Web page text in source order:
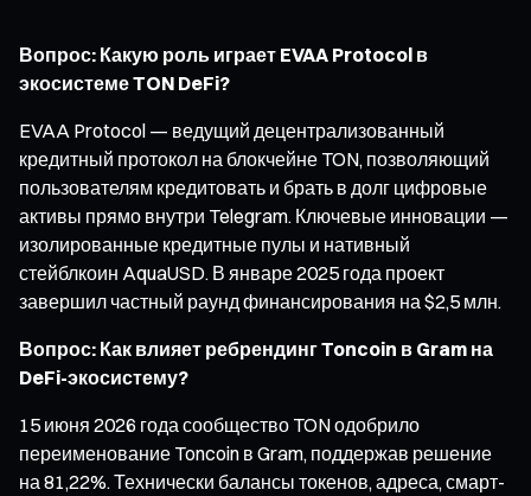
Вопрос: Какую роль играет EVAA Protocol в
экосистеме TON DeFi?
EVAA Protocol — ведущий децентрализованный
кредитный протокол на блокчейне TON, позволяющий
пользователям кредитовать и брать в долг цифровые
активы прямо внутри Telegram. Ключевые инновации —
изолированные кредитные пулы и нативный
стейблкоин AquaUSD. В январе 2025 года проект
завершил частный раунд финансирования на $2,5 млн.
Вопрос: Как влияет ребрендинг Toncoin в Gram на
DeFi-экосистему?
15 июня 2026 года сообщество TON одобрило
переименование Toncoin в Gram, поддержав решение
на 81,22%. Технически балансы токенов, адреса, смарт-